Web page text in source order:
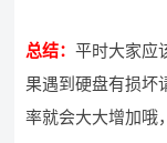
总结：平时大家应
果遇到硬盘有损坏
率就会大大增加哦